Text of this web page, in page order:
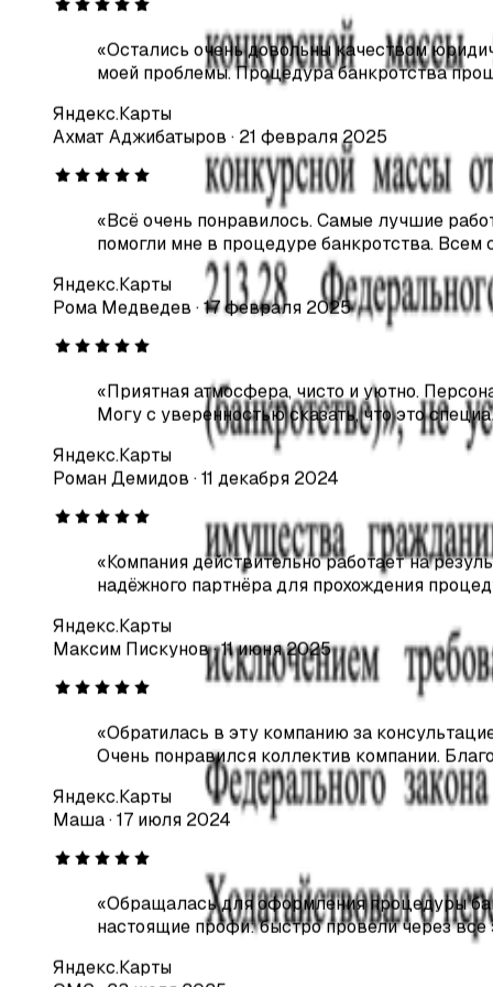
Проверить в картотеке
А32-38281/2025
Освободили от задолженности
12 982 921 руб.
Хочу так же Смотреть все дела
Отзывы
Что говорят наши клиенты
моей проблемы. Процедура банкротства
Яндекс.Карты
Ахмат Аджибатыров·21 февраля 2025
« Всё очень понравилось. Самые лучшие
помогли мне в процедуре банкротства. Всем
Яндекс.Карты
Рома Медведев· 17 февраля 2025
« Приятная атмосфера, чисто и уютно.
Могу с уверенностью сказать, что это
Яндекс.Карты
Роман Демидов·11 декабря 2024
« Компания действительно работает на
надёжного партнёра для прохождения
Яндекс.Карты
Максим Пискунов·11 июня 2025
« Обратилась в эту компанию за
Очень понравился коллектив компании.
Яндекс.Карты
Маша·17 июля 2024
« Обращалась для оформления процедуры
настоящие профи: быстро провели через все
Яндекс.Карты
·23 июля 2025